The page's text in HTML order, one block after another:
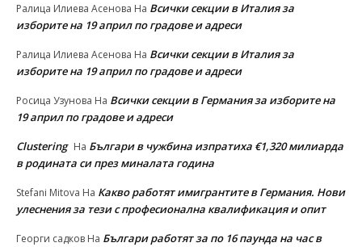
Ралица Илиева Асенова На Всички секции в Италия за
изборите на 19 април по градове и адреси
Ралица Илиева Асенова На Всички секции в Италия за
изборите на 19 април по градове и адреси
Росица Узунова На Всички секции в Германия за изборите на
19 април по градове и адреси
Clustering На Българи в чужбина изпратиха €1,320 милиарда
в родината си през миналата година
Stefani Mitova На Какво работят имигрантите в Германия. Нови
улеснeния за тези с професионална квалификация и опит
Георги садков На Българи работят за по 16 паунда на час в